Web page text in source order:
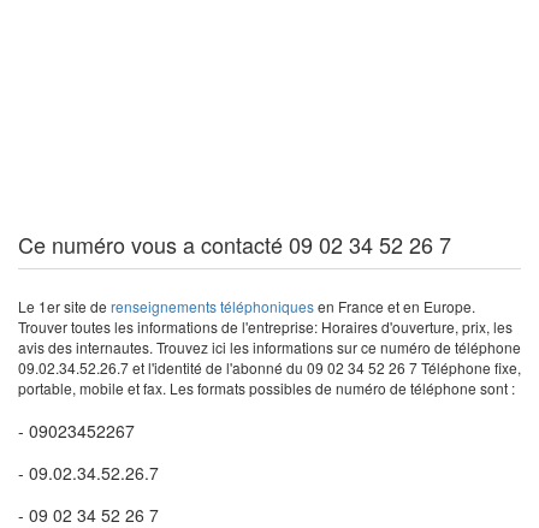
Ce numéro vous a contacté 09 02 34 52 26 7
Le 1er site de renseignements téléphoniquesen France et en Europe.
Trouver toutes les informations de l'entreprise: Horaires d'ouverture, prix, les
avis des internautes. Trouvez ici les informations sur ce numéro de téléphone
09.02.34.52.26.7 et l'identité de l'abonné du 09 02 34 52 26 7 Téléphone fixe,
portable, mobile et fax. Les formats possibles de numéro de téléphone sont :
- 09023452267
- 09.02.34.52.26.7
- 09 02 34 52 26 7